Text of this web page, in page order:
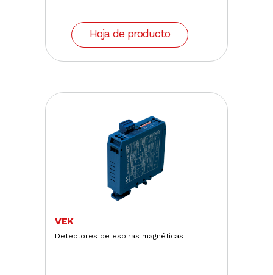
Hoja de producto
VEK
Detectores de espiras magnéticas